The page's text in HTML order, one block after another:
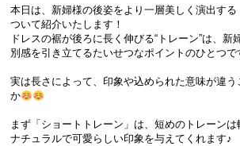
本日は、新婦様の後姿をより一層美しく演出す
ついて紹介いたします！
ドレスの裾が後ろに長く伸びる“トレーン”は、新
別感を引き立てるたいせつなポイントのひとつで
実は長さによって、印象や込められた意味が違う
か
まず「ショートトレーン」は、短めのトレーンは
ナチュラルで可愛らしい印象を与えてくれます♪